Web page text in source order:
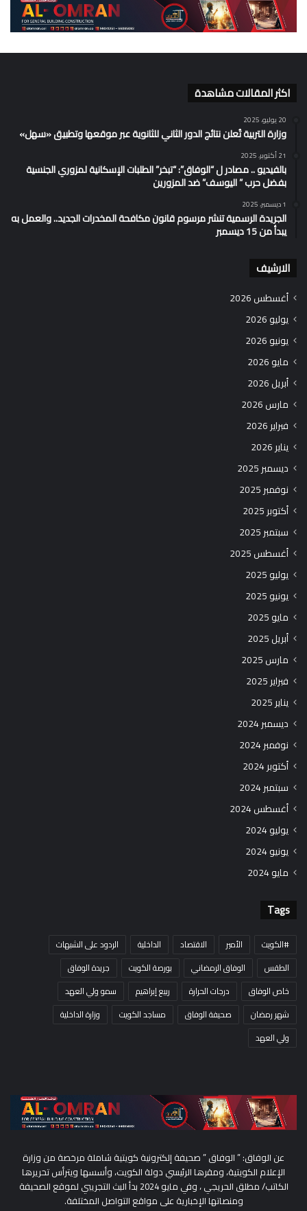
اكثر المقالات مشاهدة
20 يوليو، 2025
وزارة التربية تُعلن نتائج الدور الثاني للثانوية عبر موقعها وتطبيق «سهل»
21 أكتوبر، 2025
بالفيديو .. مصادر ل “الوفاق”: “تبخر” الطلبات الإسكانية لمزوري الجنسية
بفضل حرب ” اليوسف” ضد المزورين
1 ديسمبر، 2025
الجريدة الرسمية تنشر مرسوم قانون مكافحة المخدرات الجديد.. والعمل به
يبدأ من 15 ديسمبر
الارشيف
أغسطس 2026
يوليو 2026
يونيو 2026
مايو 2026
أبريل 2026
مارس 2026
فبراير 2026
يناير 2026
ديسمبر 2025
نوفمبر 2025
أكتوبر 2025
سبتمبر 2025
أغسطس 2025
يوليو 2025
يونيو 2025
مايو 2025
أبريل 2025
مارس 2025
فبراير 2025
يناير 2025
ديسمبر 2024
نوفمبر 2024
أكتوبر 2024
سبتمبر 2024
أغسطس 2024
يوليو 2024
يونيو 2024
مايو 2024
Tags
#الكويت الأمير الاقتصاد الداخلية
الردود على الشبهات
الطقس
الوفاق الرمضاني بورصة الكويت
جريدة الوفاق
خاص الوفاق
درجات الحرارة ربيع إبراهيم
سمو ولي العهد
شهر رمضان
صحيفة الوفاق مساجد الكويت
وزارة الداخلية
ولي العهد
عن الوفاق: ” الوفاق ” صحيفة إلكترونية كويتية شاملة مرخصة من وزارة
الإعلام الكويتية، ومقرها الرئيسي دولة الكويت، وأسسها ويترأس تحريرها
الكاتب/ مطلق الحريجي ، وفي مايو 2024 بدأ البث التجريبي لموقع الصحيفة
ومنصاتها الإخبارية على مواقع التواصل المختلفة.